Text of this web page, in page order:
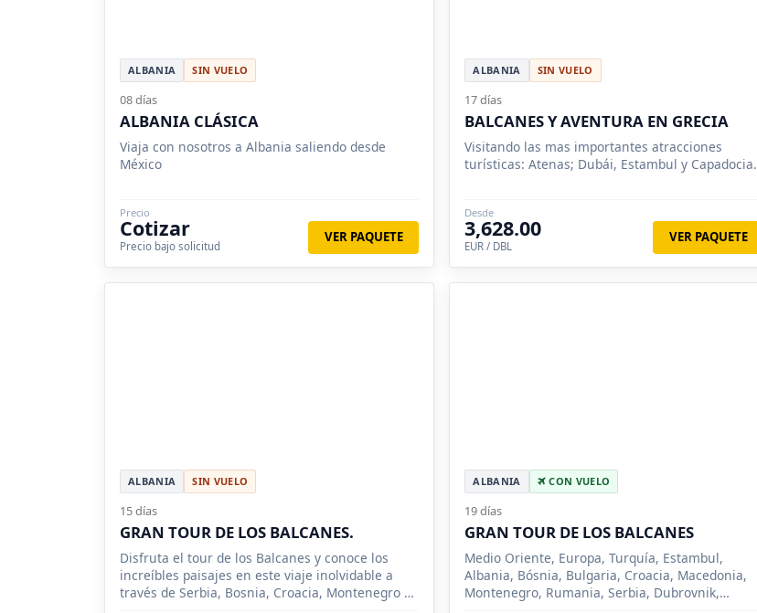
ALBANIA SIN VUELO
08 días
ALBANIA CLÁSICA
Viaja con nosotros a Albania saliendo desde
México
Precio
Cotizar
Precio bajo solicitud
VER PAQUETE
ALBANIA SIN VUELO
17 días
BALCANES Y AVENTURA EN GRECIA
Visitando las mas importantes atracciones
turísticas: Atenas; Dubái, Estambul y Capadocia.
Desde
3,628.00
EUR / DBL
VER PAQUETE
ALBANIA SIN VUELO
15 días
GRAN TOUR DE LOS BALCANES.
Disfruta el tour de los Balcanes y conoce los
increíbles paisajes en este viaje inolvidable a
través de Serbia, Bosnia, Croacia, Montenegro y
ALBANIA CON VUELO
19 días
GRAN TOUR DE LOS BALCANES
Medio Oriente, Europa, Turquía, Estambul,
Albania, Bósnia, Bulgaria, Croacia, Macedonia,
Montenegro, Rumania, Serbia, Dubrovnik,